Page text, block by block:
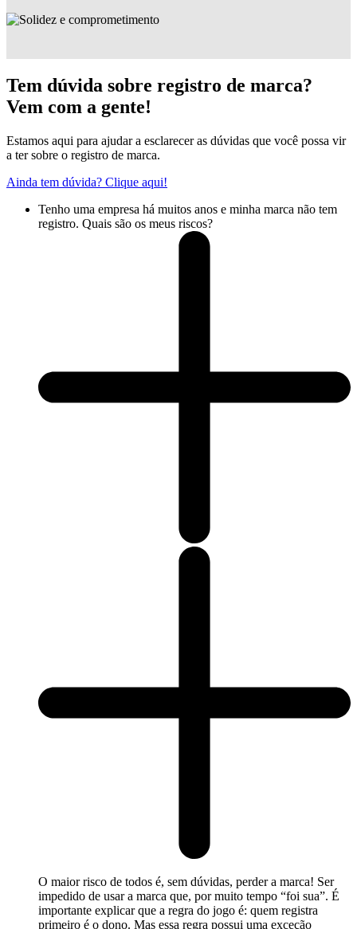
Tem dúvida sobre registro de marca?
Vem com a gente!
Estamos aqui para ajudar a esclarecer as dúvidas que você possa vir
a ter sobre o registro de marca.
Ainda tem dúvida? Clique aqui!
Tenho uma empresa há muitos anos e minha marca não tem
registro. Quais são os meus riscos?
O maior risco de todos é, sem dúvidas, perder a marca! Ser
impedido de usar a marca que, por muito tempo “foi sua”. É
importante explicar que a regra do jogo é: quem registra
primeiro é o dono. Mas essa regra possui uma exceção